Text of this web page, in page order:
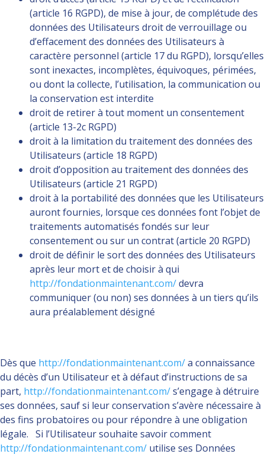
(article 16 RGPD), de mise à jour, de complétude des
données des Utilisateurs droit de verrouillage ou
d’effacement des données des Utilisateurs à
caractère personnel (article 17 du RGPD), lorsqu’elles
sont inexactes, incomplètes, équivoques, périmées,
ou dont la collecte, l’utilisation, la communication ou
la conservation est interdite
droit de retirer à tout moment un consentement
(article 13-2c RGPD)
droit à la limitation du traitement des données des
Utilisateurs (article 18 RGPD)
droit d’opposition au traitement des données des
Utilisateurs (article 21 RGPD)
droit à la portabilité des données que les Utilisateurs
auront fournies, lorsque ces données font l’objet de
traitements automatisés fondés sur leur
consentement ou sur un contrat (article 20 RGPD)
droit de définir le sort des données des Utilisateurs
après leur mort et de choisir à qui
http://fondationmaintenant.com/devra
communiquer (ou non) ses données à un tiers qu’ils
aura préalablement désigné
Dès que http://fondationmaintenant.com/a connaissance
du décès d’un Utilisateur et à défaut d’instructions de sa
part, http://fondationmaintenant.com/s’engage à détruire
ses données, sauf si leur conservation s’avère nécessaire à
des fins probatoires ou pour répondre à une obligation
légale. Si l’Utilisateur souhaite savoir comment
http://fondationmaintenant.com/ utilise ses Données